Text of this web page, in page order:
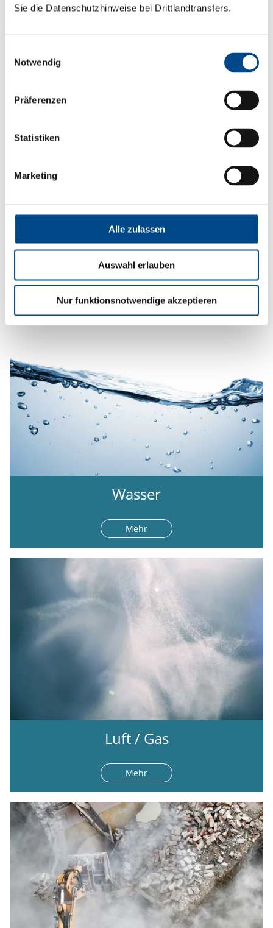
Sie die Datenschutzhinweise bei Drittlandtransfers.
Notwendig
Präferenzen
Statistiken
Marketing
Alle zulassen
Auswahl erlauben
Nur funktionsnotwendige akzeptieren
Unser Leistungsspektrum:
Boden, Sedimente & Schlamm
Mehr
Wasser
Mehr
Luft / Gas
Mehr